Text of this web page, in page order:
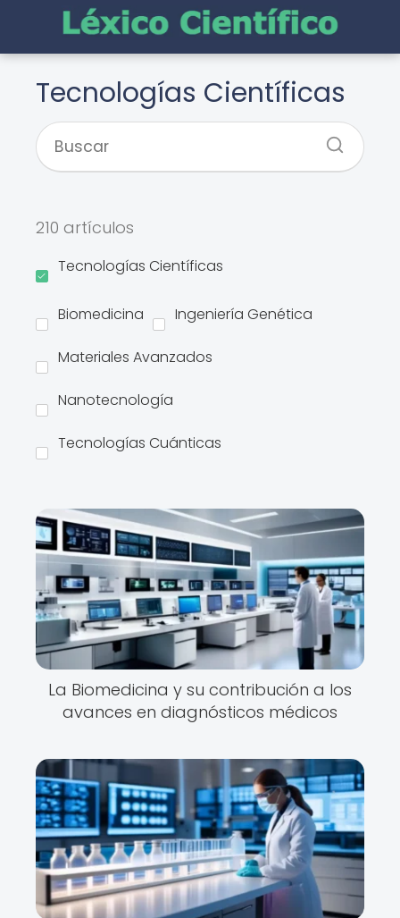
Tecnologías Científicas
210 artículos
Tecnologías Científicas
Biomedicina Ingeniería Genética
Materiales Avanzados
Nanotecnología
Tecnologías Cuánticas
La Biomedicina y su contribución a los
avances en diagnósticos médicos